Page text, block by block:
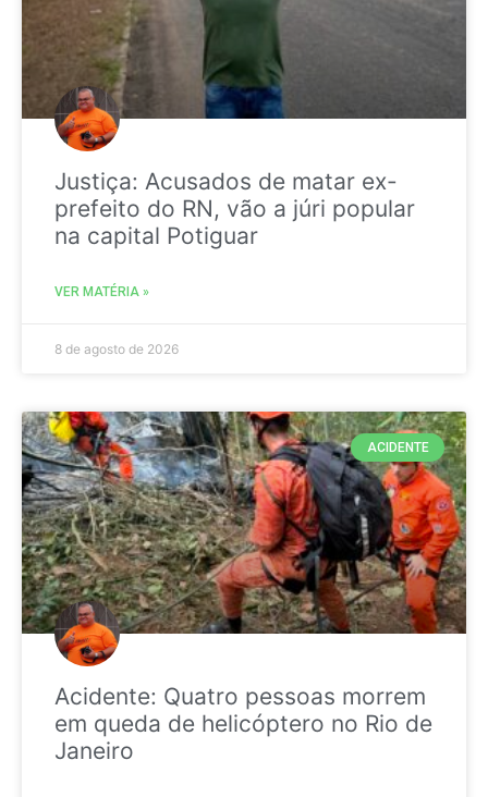
Justiça: Acusados de matar ex-
prefeito do RN, vão a júri popular
na capital Potiguar
VER MATÉRIA »
8 de agosto de 2026
ACIDENTE
Acidente: Quatro pessoas morrem
em queda de helicóptero no Rio de
Janeiro